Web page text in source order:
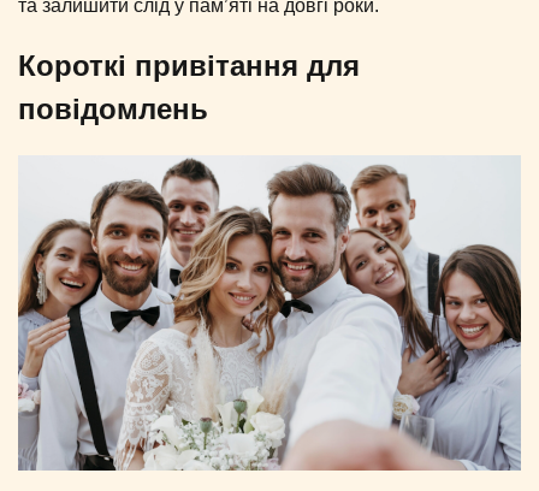
та залишити слід у пам’яті на довгі роки.
Короткі привітання для
повідомлень